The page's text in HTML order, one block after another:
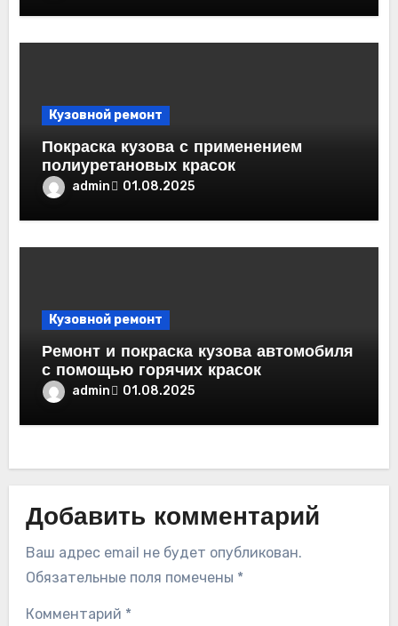
Кузовной ремонт
Покраска кузова с применением
полиуретановых красок
admin 01.08.2025
Кузовной ремонт
Ремонт и покраска кузова автомобиля
с помощью горячих красок
admin 01.08.2025
Добавить комментарий
Ваш адрес email не будет опубликован.
Обязательные поля помечены *
Комментарий *